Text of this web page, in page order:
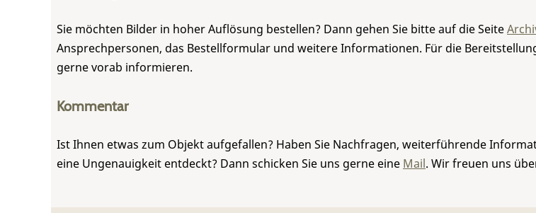
Sie möchten Bilder in hoher Auflösung bestellen? Dann gehen Sie bitte auf die Seite
Ansprechpersonen, das Bestellformular und weitere Informationen. Für die
gerne vorab informieren.
Kommentar
Ist Ihnen etwas zum Objekt aufgefallen? Haben Sie Nachfragen, weiterführende
eine Ungenauigkeit entdeckt? Dann schicken Sie uns gerne eine Mail. Wir freuen uns